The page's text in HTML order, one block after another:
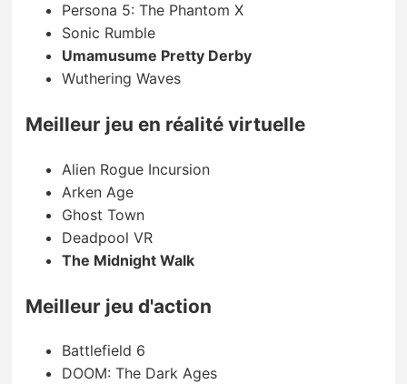
Persona 5: The Phantom X
Sonic Rumble
Umamusume Pretty Derby
Wuthering Waves
Meilleur jeu en réalité virtuelle
Alien Rogue Incursion
Arken Age
Ghost Town
Deadpool VR
The Midnight Walk
Meilleur jeu d'action
Battlefield 6
DOOM: The Dark Ages